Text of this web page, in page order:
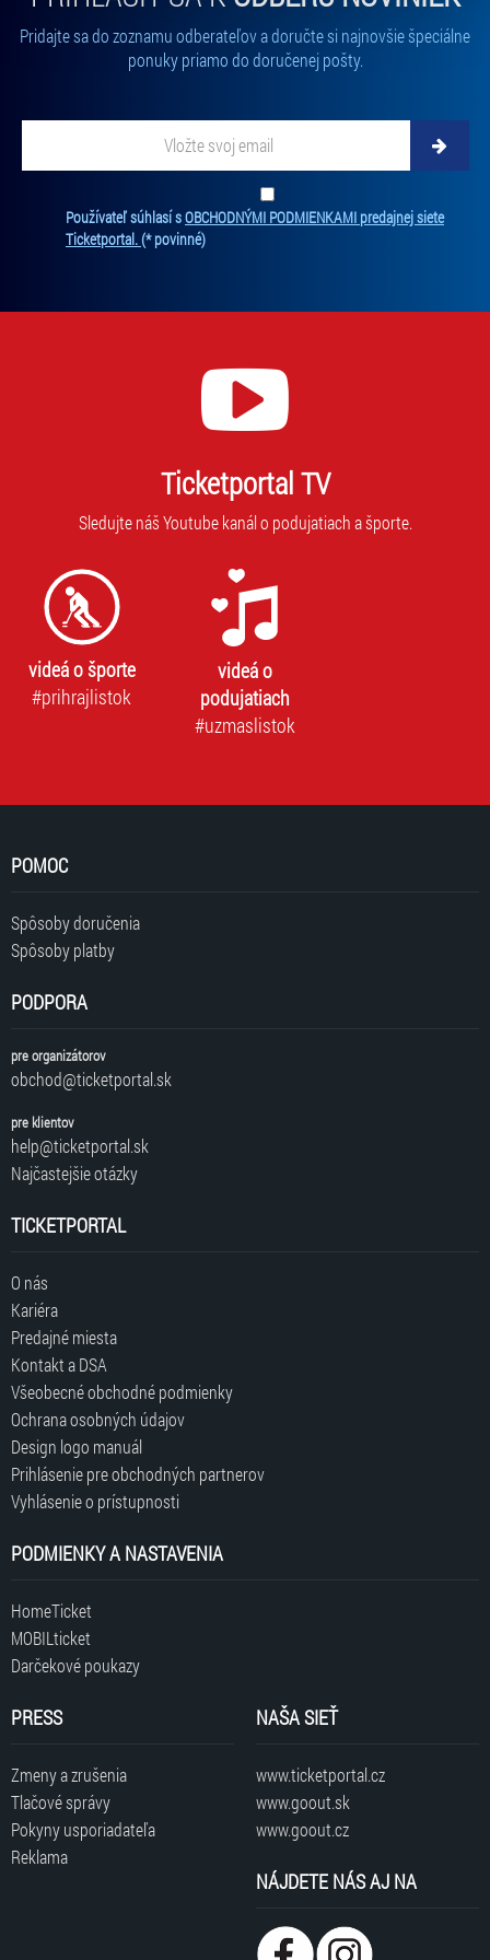
„Cookies a jejich nastavení“.
Pridajte sa do zoznamu odberateľov a doručte si najnovšie špeciálne
ponuky priamo do doručenej pošty.
Používateľ súhlasí sOBCHODNÝMI PODMIENKAMI predajnej siete
Ticketportal.(* povinné)
Ticketportal TV
Sledujte náš Youtube kanál o podujatiach a športe.
videá o športe
#prihrajlistok
videá o
podujatiach
#uzmaslistok
POMOC
Spôsoby doručenia
Spôsoby platby
PODPORA
pre organizátorov
obchod@ticketportal.sk
pre klientov
help@ticketportal.sk
Najčastejšie otázky
TICKETPORTAL
O nás
Kariéra
Predajné miesta
Kontakt a DSA
Všeobecné obchodné podmienky
Ochrana osobných údajov
Design logo manuál
Prihlásenie pre obchodných partnerov
Vyhlásenie o prístupnosti
PODMIENKY A NASTAVENIA
HomeTicket
MOBILticket
Darčekové poukazy
PRESS
Zmeny a zrušenia
Tlačové správy
Pokyny usporiadateľa
Reklama
NAŠA SIEŤ
www.ticketportal.cz
www.goout.sk
www.goout.cz
NÁJDETE NÁS AJ NA